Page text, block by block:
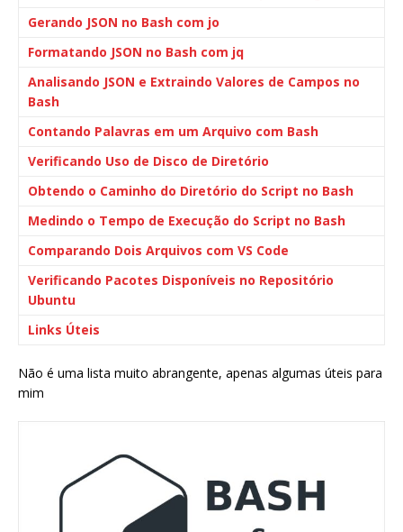
Gerando JSON no Bash com jo
Formatando JSON no Bash com jq
Analisando JSON e Extraindo Valores de Campos no
Bash
Contando Palavras em um Arquivo com Bash
Verificando Uso de Disco de Diretório
Obtendo o Caminho do Diretório do Script no Bash
Medindo o Tempo de Execução do Script no Bash
Comparando Dois Arquivos com VS Code
Verificando Pacotes Disponíveis no Repositório
Ubuntu
Links Úteis
Não é uma lista muito abrangente, apenas algumas úteis para
mim